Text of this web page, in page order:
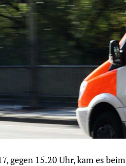
gegen 15.20 Uhr, kam es